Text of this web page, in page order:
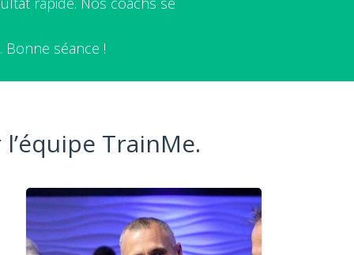
séance !
TrainMe.